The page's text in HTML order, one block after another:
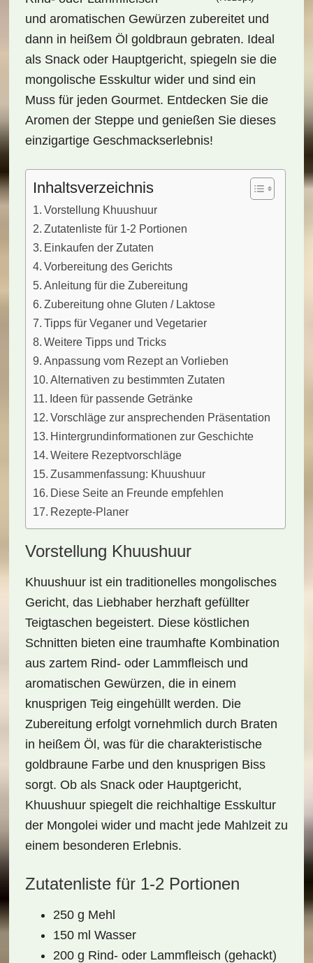
und aromatischen Gewürzen zubereitet und
dann in heißem Öl goldbraun gebraten. Ideal
als Snack oder Hauptgericht, spiegeln sie die
mongolische Esskultur wider und sind ein
Muss für jeden Gourmet. Entdecken Sie die
Aromen der Steppe und genießen Sie dieses
einzigartige Geschmackserlebnis!
Inhaltsverzeichnis
Vorstellung Khuushuur
Zutatenliste für 1-2 Portionen
Einkaufen der Zutaten
Vorbereitung des Gerichts
Anleitung für die Zubereitung
Zubereitung ohne Gluten / Laktose
Tipps für Veganer und Vegetarier
Weitere Tipps und Tricks
Anpassung vom Rezept an Vorlieben
Alternativen zu bestimmten Zutaten
Ideen für passende Getränke
Vorschläge zur ansprechenden Präsentation
Hintergrundinformationen zur Geschichte
Weitere Rezeptvorschläge
Zusammenfassung: Khuushuur
Diese Seite an Freunde empfehlen
Rezepte-Planer
Vorstellung Khuushuur
Khuushuur ist ein traditionelles mongolisches
Gericht, das Liebhaber herzhaft gefüllter
Teigtaschen begeistert. Diese köstlichen
Schnitten bieten eine traumhafte Kombination
aus zartem Rind- oder Lammfleisch und
aromatischen Gewürzen, die in einem
knusprigen Teig eingehüllt werden. Die
Zubereitung erfolgt vornehmlich durch Braten
in heißem Öl , was für die charakteristische
goldbraune Farbe und den knusprigen Biss
sorgt. Ob als Snack oder Hauptgericht,
Khuushuur spiegelt die reichhaltige Esskultur
der Mongolei wider und macht jede Mahlzeit zu
einem besonderen Erlebnis.
Zutatenliste für 1-2 Portionen
250 g Mehl
150 ml Wasser
200 g Rind- oder Lammfleisch (gehackt)